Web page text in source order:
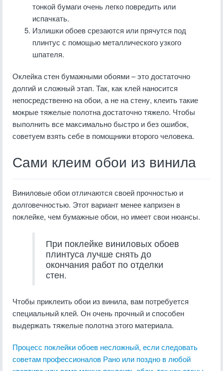
тонкой бумаги очень легко повредить или
испачкать.
Излишки обоев срезаются или прячутся под
плинтус с помощью металлического узкого
шпателя.
Оклейка стен бумажными обоями – это достаточно
долгий и сложный этап. Так, как клей наносится
непосредственно на обои, а не на стену, клеить такие
мокрые тяжелые полотна достаточно тяжело. Чтобы
выполнить все максимально быстро и без ошибок,
советуем взять себе в помощники второго человека.
Сами клеим обои из винила
Виниловые обои отличаются своей прочностью и
долговечностью. Этот вариант менее капризен в
поклейке, чем бумажные обои, но имеет свои нюансы.
При поклейке виниловых обоев
плинтуса лучше снять до
окончания работ по отделки
стен.
Чтобы приклеить обои из винила, вам потребуется
специальный клей. Он очень прочный и способен
выдержать тяжелые полотна этого материала.
Процесс поклейки обоев несложный, если следовать
советам профессионалов Рано или поздно в любой